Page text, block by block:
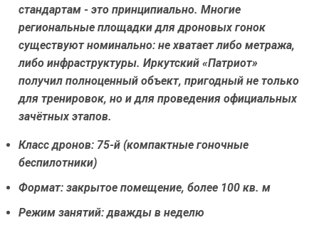
стандартам - это принципиально. Многие
региональные площадки для дроновых гонок
существуют номинально: не хватает либо метража,
либо инфраструктуры. Иркутский «Патриот»
получил полноценный объект, пригодный не только
для тренировок, но и для проведения официальных
зачётных этапов.
Класс дронов: 75-й (компактные гоночные
беспилотники)
Формат: закрытое помещение, более 100 кв. м
Режим занятий: дважды в неделю